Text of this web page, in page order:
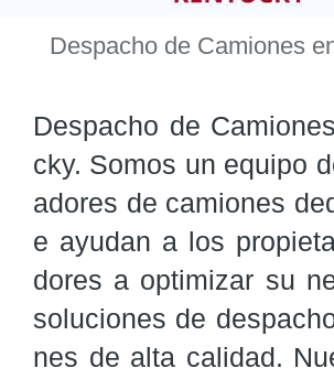
Despacho de Camiones
Despacho de
cky. Somos un equipo
adores de camiones
e ayudan a los
dores a optimizar su
soluciones de
nes de alta calidad.